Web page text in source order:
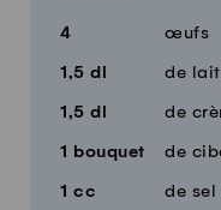
4 œufs
1,5 dl de lait
1,5 dl de
1 bouquet de
1 cc de sel